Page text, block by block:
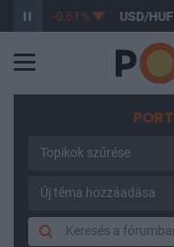
-0,61% USD/HUF
Topikok szűrése
Új téma hozzáadása